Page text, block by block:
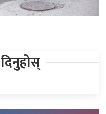
दिनुहोस्